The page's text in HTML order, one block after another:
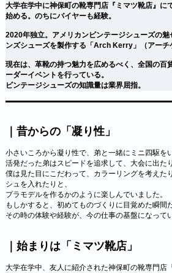
大学在学中に神保町の靴専門店『ミマツ靴店』に
始める。のちにバイヤーも経験。
2020年独立。アメリカンビンテージシューズの
ンズシューズを製作する「Arch Kerry」（アーチ
現在は、革靴の持つ魅力を広めるべく、全国の百
ーダーイベントを行っている。
ビンテージシューズの知識量は業界屈指。
｜昔からの「凝り性」
小さいころから凝り性で、弟と一緒にミニ四駆を
活発だった弟はスピードを追求して、大会に出た
僕は見た目にこだわって、カラーリングを考えた
シュを入れたりと、
プラモデルを作るかのように楽しんでいました。
もしかすると、初めてものづくりに目覚めた瞬間
その時の体験や経験が、今の仕事の基盤になって
｜始まりは「ミマツ靴店」
大学在学中、友人に紹介された神保町の靴専門店